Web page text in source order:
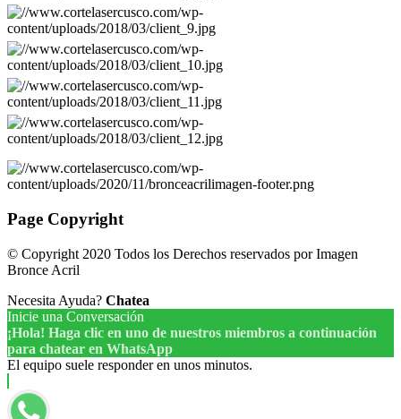
Page Copyright
© Copyright 2020 Todos los Derechos reservados por Imagen
Bronce Acril
Necesita Ayuda? Chatea
Inicie una Conversación
¡Hola! Haga clic en uno de nuestros miembros a continuación
para chatear en WhatsApp
El equipo suele responder en unos minutos.